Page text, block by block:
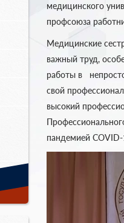
медицинского
профсоюза
Медицинские
важный труд,
работы в
свой
высокий
пандемией